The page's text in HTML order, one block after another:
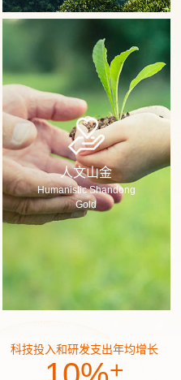
人文山金
Humanistic Shandong
Gold
科技投入和研发支出年均增长
+